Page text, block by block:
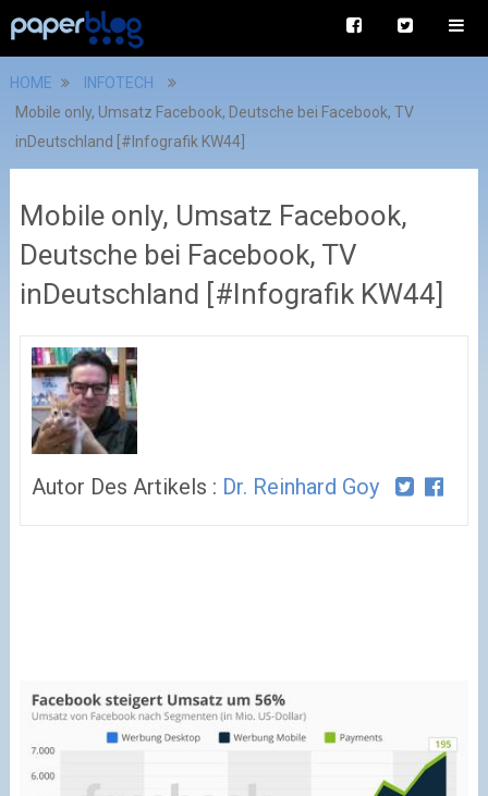
HOME
INFOTECH
Mobile only, Umsatz Facebook, Deutsche bei Facebook, TV
inDeutschland [#Infografik KW44]
Mobile only, Umsatz Facebook,
Deutsche bei Facebook, TV
inDeutschland [#Infografik KW44]
Autor Des Artikels : Dr. Reinhard Goy